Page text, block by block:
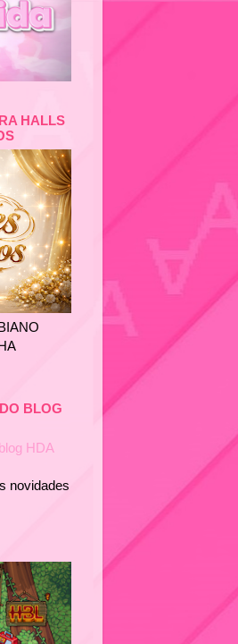
HALLS
BLOG
novidades